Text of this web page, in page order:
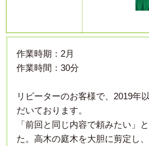
作業時期：2月
作業時間：30分
リピーターのお客様で、2019年
だいております。
「前回と同じ内容で頼みたい」
た。高木の庭木を大胆に剪定し